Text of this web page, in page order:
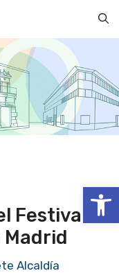
Abrir
Festival
Madrid
Alcaldía